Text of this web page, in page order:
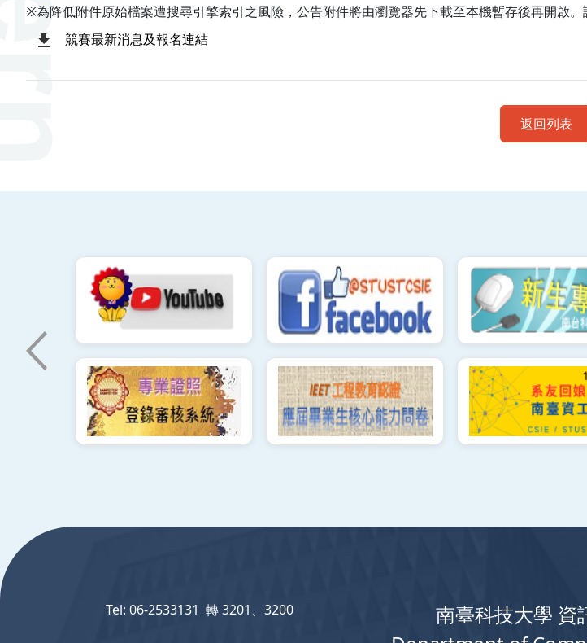
※為降低附件原始檔案遭搜尋引擎索引之風險，公告附件將由瀏覽器先下載至本機暫存後再開啟。
競賽最新消息及報名連結
返回列表
南臺科技大學 資
Tel: 06-2533131 轉 3201、3200